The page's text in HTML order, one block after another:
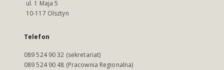
ul. 1 Maja 5
10-117 Olsztyn
Telefon
089 524 90 32 (sekretariat)
089 524 90 48 (Pracownia Regionalna)